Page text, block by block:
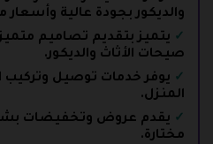
والديكور بجودة عالية وأسعار
يتميز بتقديم تصاميم
صيحات الأثاث والديكور.
يوفر خدمات توصيل وتركيب
المنزل.
يقدم عروض وتخفيضات
مختارة.